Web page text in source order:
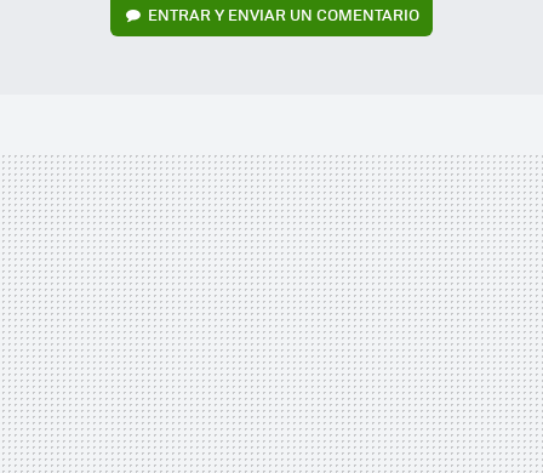
ENTRAR Y ENVIAR UN COMENTARIO